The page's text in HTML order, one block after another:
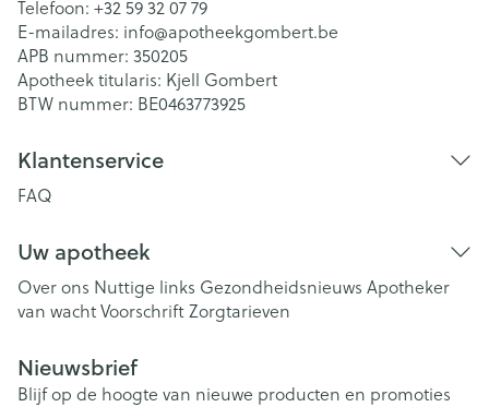
Telefoon: +32 59 32 07 79
E-mailadres: info@apotheekgombert.be
APB nummer: 350205
Apotheek titularis: Kjell Gombert
BTW nummer: BE0463773925
Klantenservice
FAQ
Uw apotheek
Over ons Nuttige links Gezondheidsnieuws Apotheker
van wachtVoorschriftZorgtarieven
Nieuwsbrief
Blijf op de hoogte van nieuwe producten en promoties